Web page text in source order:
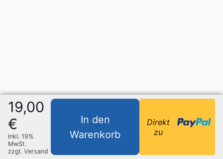
19,00
€
Inkl. 19%
MwSt.
zzgl. Versand
In den
Warenkorb
Direkt
zu